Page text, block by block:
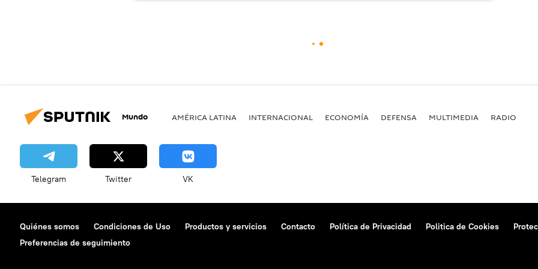
Mundo AMÉRICA LATINA INTERNACIONAL ECONOMÍA DEFENSA MULTIMEDIA RADIO
Telegram Twitter VK
Quiénes somos Condiciones de Uso Productos y servicios Contacto Política de Privacidad Politica de Cookies
Preferencias de seguimiento